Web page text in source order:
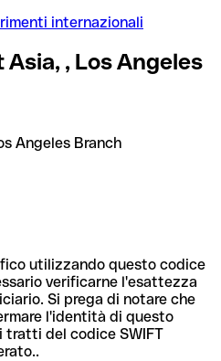
internazionali
Asia, , Los Angeles
Angeles Branch
utilizzando questo codice
verificarne l'esattezza
Si prega di notare che
l'identità di questo
tratti del codice SWIFT